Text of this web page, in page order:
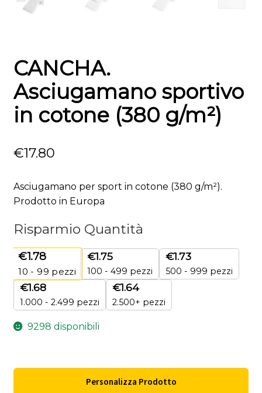
CANCHA.
Asciugamano sportivo
in cotone (380 g/m²)
€17.80
Asciugamano per sport in cotone (380 g/m²).
Prodotto in Europa
Risparmio Quantità
€1.78
10 - 99 pezzi
€1.75
100 - 499 pezzi
€1.73
500 - 999 pezzi
€1.68
1.000 - 2.499 pezzi
€1.64
2.500+ pezzi
9298 disponibili
Personalizza Prodotto